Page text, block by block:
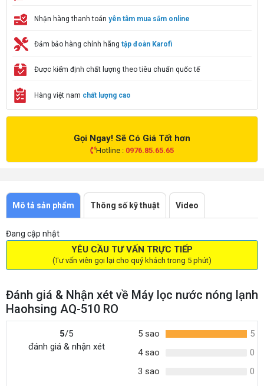
Nhận hàng thanh toán yên tâm mua sắm online
Đảm bảo hàng chính hãng tập đoàn Karofi
Được kiểm định chất lượng theo tiêu chuẩn quốc tế
Hàng việt nam chất lượng cao
Gọi Ngay! Sẽ Có Giá Tốt hơn
Hotline : 0976.85.65.65
Mô tả sản phẩm Thông số kỹ thuật Video
Đang cập nhật
YÊU CẦU TƯ VẤN TRỰC TIẾP
(Tư vấn viên gọi lại cho quý khách trong 5 phút)
Đánh giá & Nhận xét về Máy lọc nước nóng lạnh
Haohsing AQ-510 RO
5/5
đánh giá & nhận xét
5 sao
5
4 sao
0
3 sao
0